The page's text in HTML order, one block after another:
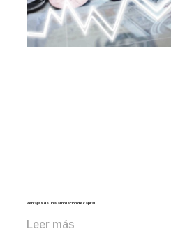
Ventajas de una ampliación de capital
Leer más